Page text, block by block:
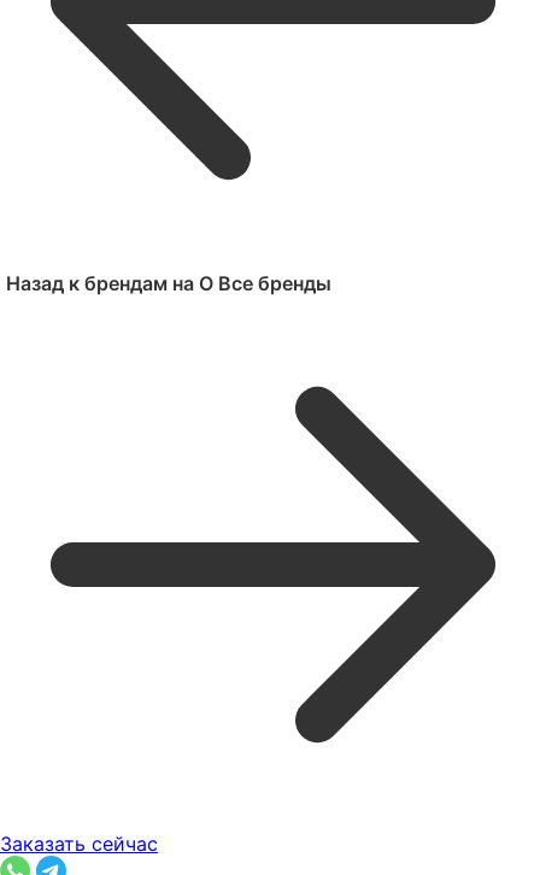
Назад к брендам на O Все бренды
Заказать сейчас